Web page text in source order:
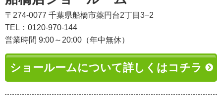
〒274-0077 千葉県船橋市薬円台2丁目3−2
TEL：0120-970-144
営業時間 9:00～20:00（年中無休）
ショールームについて詳しくはコチラ